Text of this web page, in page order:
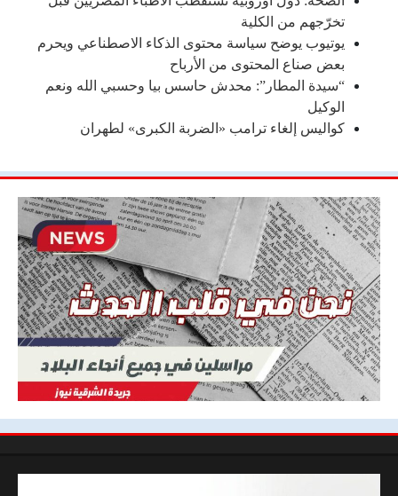
تخرّجهم من الكلية
يوتيوب يوضح سياسة محتوى الذكاء الاصطناعي ويحرم
بعض صناع المحتوى من الأرباح
“سيدة المطار”: محدش حاسس بيا وحسبي الله ونعم
الوكيل
كواليس إلغاء ترامب «الضربة الكبرى» لطهران